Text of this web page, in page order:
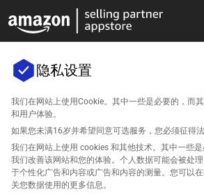
公司
支持
针对Amazon的解决方案
隐私设置
我们在网站上使用Cookie。其中一些是必要的，而
和用户体验。
如果您未满16岁并希望同意可选服务，您必须征得法
我们在网站上使用 cookies 和其他技术。其中一些
我们改善该网站和您的体验。个人数据可能会被处
于个性化广告和内容或广告和内容的测量。您可以
关您数据使用的更多信息。